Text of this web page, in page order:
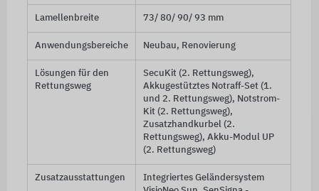
Lamellenbreite 73/ 80/ 90/ 93 mm
Anwendungsbereiche Neubau, Renovierung
Lösungen für den
Rettungsweg
SecuKit (2. Rettungsweg),
Akkugestütztes Notraff-Set (1.
und 2. Rettungsweg), Notstrom-
Kit (2. Rettungsweg),
Zusatzhandkurbel (2.
Rettungsweg), Akku-Modul UP
(2. Rettungsweg)
Zusatzausstattungen
Integriertes Geländersystem